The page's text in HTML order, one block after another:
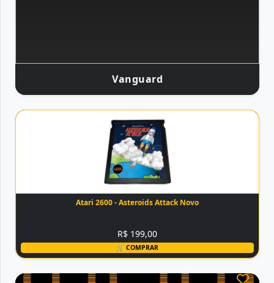
Vanguard
Atari 2600 - Asteroids Attack Novo
R$ 199,00
🛒 COMPRAR